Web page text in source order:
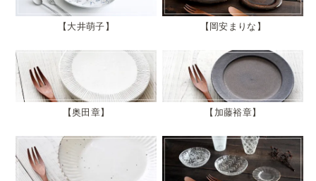
大井萌子 岡安まりな
奥田章 加藤裕章